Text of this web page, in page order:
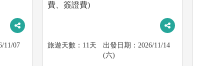
11/07
費、簽證費)
11天
2026/11/14
(六)